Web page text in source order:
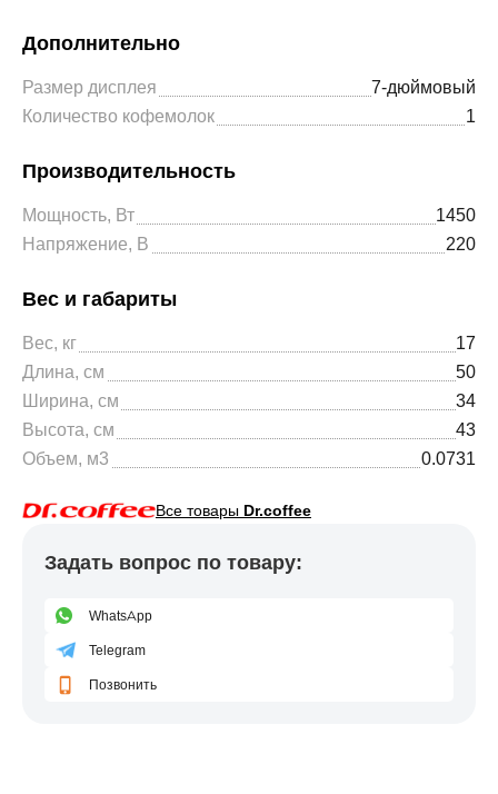
Дополнительно
Размер дисплея
7-дюймовый
Количество кофемолок
1
Производительность
Мощность, Вт
1450
Напряжение, В
220
Вес и габариты
Вес, кг
17
Длина, см
50
Ширина, см
34
Высота, см
43
Объем, м3
0.0731
Все товары Dr.coffee
Задать вопрос по товару:
WhatsApp
Telegram
Позвонить